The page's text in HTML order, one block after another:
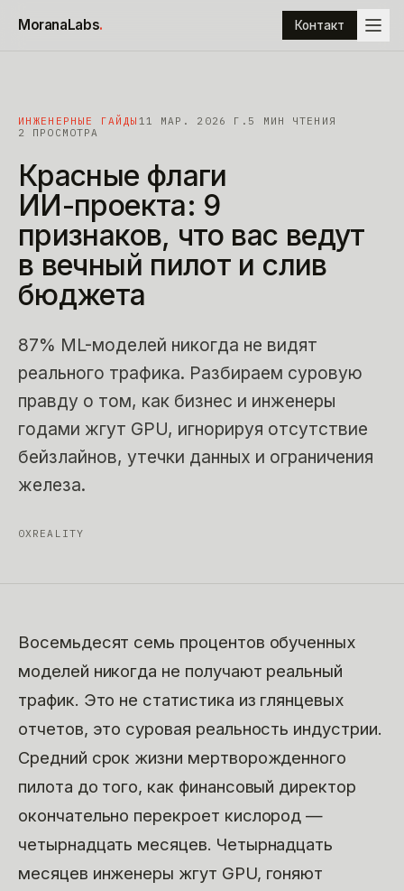
MoranaLabs. Контакт
ИНЖЕНЕРНЫЕ ГАЙДЫ 11 МАР. 2026 Г. 5
МИН ЧТЕНИЯ
2 ПРОСМОТРА
Красные флаги
ИИ-проекта: 9
признаков, что вас ведут
в вечный пилот и слив
бюджета
87% ML-моделей никогда не видят
реального трафика. Разбираем суровую
правду о том, как бизнес и инженеры
годами жгут GPU, игнорируя отсутствие
бейзлайнов, утечки данных и ограничения
железа.
0XREALITY
Восемьдесят семь процентов обученных
моделей никогда не получают реальный
трафик. Это не статистика из глянцевых
отчетов, это суровая реальность индустрии.
Средний срок жизни мертворожденного
пилота до того, как финансовый директор
окончательно перекроет кислород —
четырнадцать месяцев. Четырнадцать
месяцев инженеры жгут GPU, гоняют